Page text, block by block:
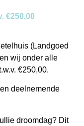
€250,00
(Landgoed
wij onder alle
€250,00.
deelnemende
droomdag? Dit